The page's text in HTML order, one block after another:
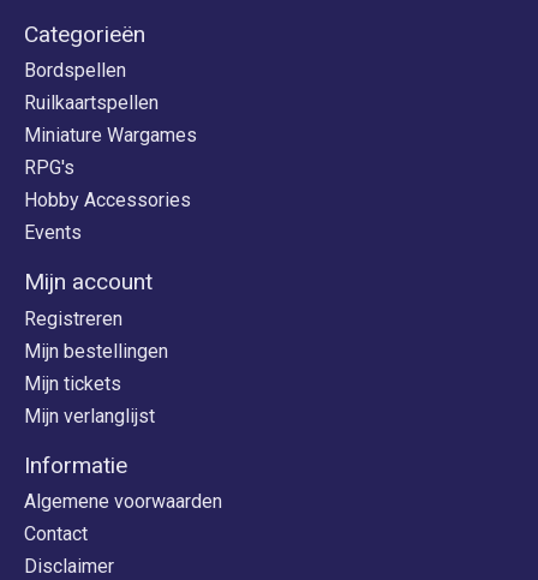
Categorieën
Bordspellen
Ruilkaartspellen
Miniature Wargames
RPG's
Hobby Accessories
Events
Mijn account
Registreren
Mijn bestellingen
Mijn tickets
Mijn verlanglijst
Informatie
Algemene voorwaarden
Contact
Disclaimer